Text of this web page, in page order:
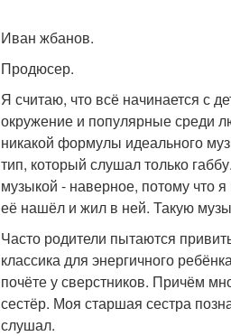
Иван жбанов.
Продюсер.
Я считаю, что всё начинается с
окружение и популярные среди
никакой формулы идеального
тип, который слушал только
музыкой - наверное, потому что
её нашёл и жил в ней. Такую
Часто родители пытаются
классика для энергичного
почёте у сверстников. Причём
сестёр. Моя старшая сестра
слушал.